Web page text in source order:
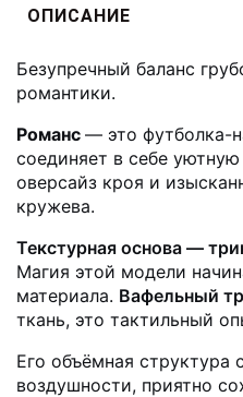
ОПИСАНИЕ
Безупречный баланс
романтики.
Романс — это футболка-
соединяет в себе уютную
оверсайз кроя и
кружева.
Текстурная основа —
Магия этой модели
материала. Вафельный
ткань, это тактильный
Его объёмная структура
воздушности, приятно